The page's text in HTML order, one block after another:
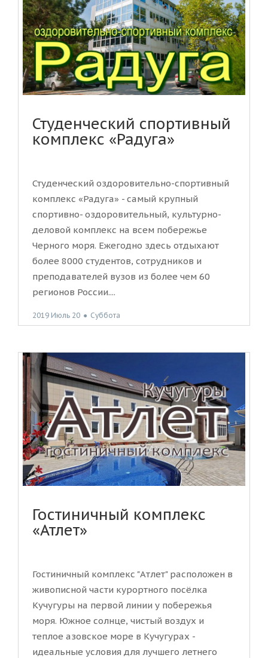
Студенческий спортивный
комплекс «Радуга»
Студенческий оздоровительно-спортивный
комплекс «Радуга» - самый крупный
спортивно- оздоровительный, культурно-
деловой комплекс на всем побережье
Черного моря. Ежегодно здесь отдыхают
более 8000 студентов, сотрудников и
преподавателей вузов из более чем 60
регионов России....
2019 Июль 20 ● Суббота
Гостиничный комплекс
«Атлет»
Гостиничный комплекс "Атлет" расположен в
живописной части курортного посёлка
Кучугуры на первой линии у побережья
моря. Южное солнце, чистый воздух и
теплое азовское море в Кучугурах -
идеальные условия для лучшего летнего